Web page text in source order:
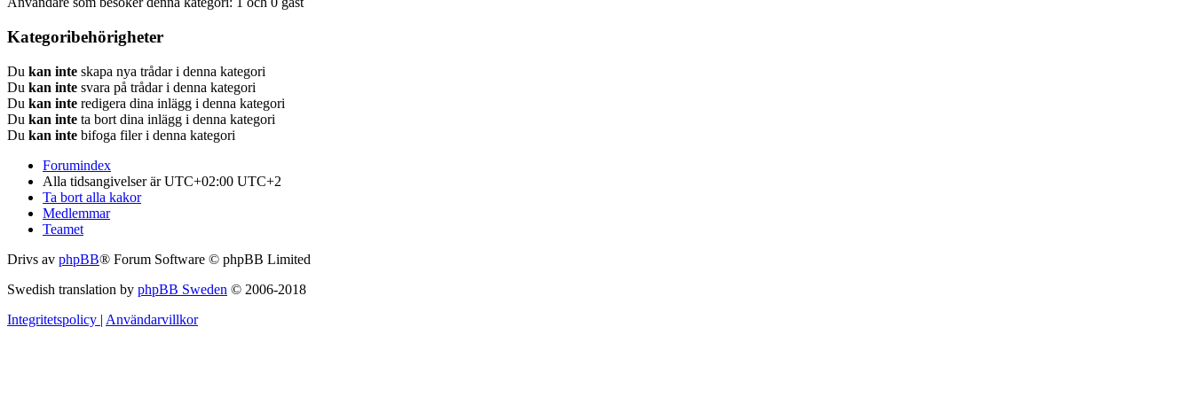
Kategoribehörigheter
Du kan inte skapa nya trådar i denna kategori
Du kan inte svara på trådar i denna kategori
Du kan inte redigera dina inlägg i denna kategori
Du kan inte ta bort dina inlägg i denna kategori
Du kan inte bifoga filer i denna kategori
Forumindex
Alla tidsangivelser är UTC+02:00 UTC+2
Ta bort alla kakor
Medlemmar
Teamet
Drivs av phpBB® Forum Software © phpBB Limited
Swedish translation by phpBB Sweden © 2006-2018
Integritetspolicy | Användarvillkor